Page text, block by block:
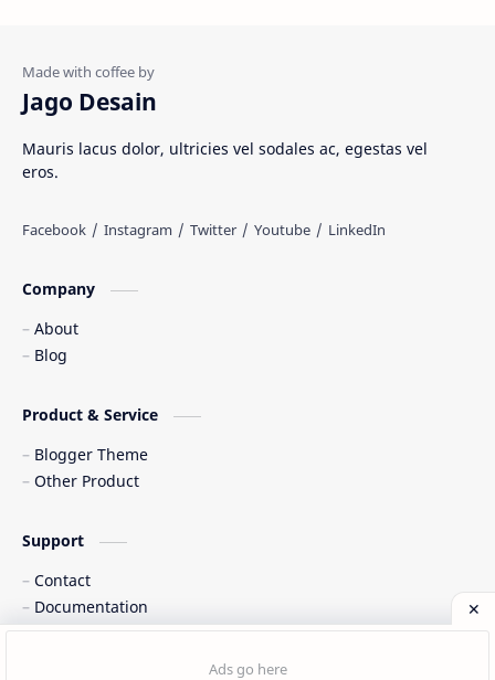
Post a Comment
Rumah Adat
Tarian Tradisional
Web freelancer Wisata Indonesia
Jago Desain
Mauris lacus dolor, ultricies vel sodales ac, egestas vel
eros.
Company
About
Blog
Product & Service
Blogger Theme
Other Product
Support
Contact
Documentation
. All rights reserved.